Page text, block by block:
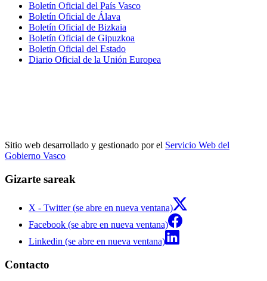
Boletín Oficial del País Vasco
Boletín Oficial de Álava
Boletín Oficial de Bizkaia
Boletín Oficial de Gipuzkoa
Boletín Oficial del Estado
Diario Oficial de la Unión Europea
Sitio web desarrollado y gestionado por el Servicio Web del
Gobierno Vasco
Gizarte sareak
X - Twitter (se abre en nueva ventana)
Facebook (se abre en nueva ventana)
Linkedin (se abre en nueva ventana)
Contacto